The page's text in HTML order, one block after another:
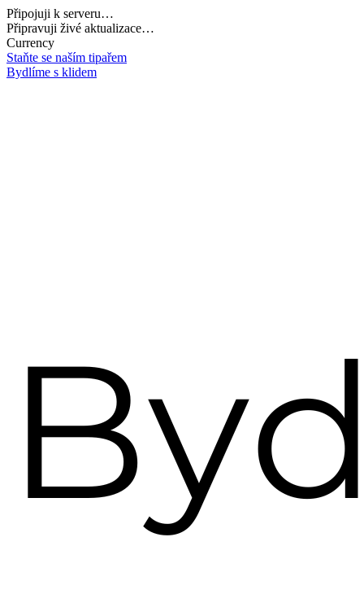
Připojuji k serveru…
Načítám potřebná data…
Currency
Staňte se naším tipařem
Bydlíme s klidem